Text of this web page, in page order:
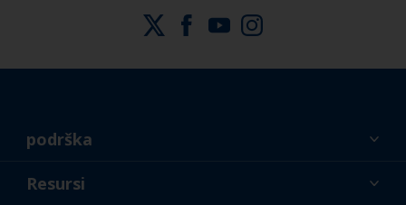
podrška
O nama
Resursi